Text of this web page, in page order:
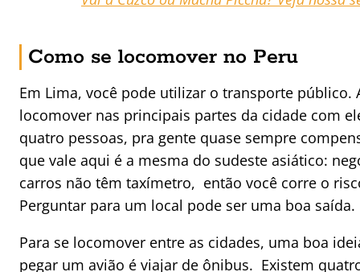
Como se locomover no Peru
Em Lima, você pode utilizar o transporte público.
locomover nas principais partes da cidade com
quatro pessoas, pra gente quase sempre
que vale aqui é a mesma do sudeste asiático:
carros não têm taxímetro, então você corre o
Perguntar para um local pode ser uma boa saída.
Para se locomover entre as cidades, uma boa
pegar um avião é viajar de ônibus. Existem